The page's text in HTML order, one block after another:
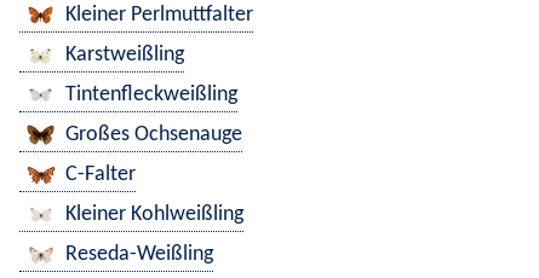
Kleiner Perlmuttfalter
Karstweißling
Tintenfleckweißling
Großes Ochsenauge
C-Falter
Kleiner Kohlweißling
Reseda-Weißling